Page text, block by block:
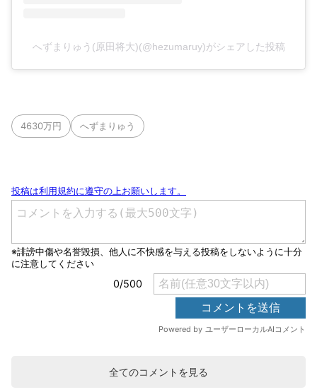
へずまりゅう(原田将大)(@hezumaruy)がシェアした投稿
4630万円 へずまりゅう
全てのコメントを見る